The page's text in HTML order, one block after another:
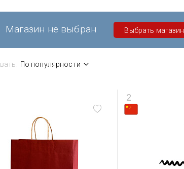
Магазин не выбран Выбрать магазин
По популярности
2